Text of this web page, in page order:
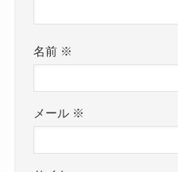
名前 ※
メール ※